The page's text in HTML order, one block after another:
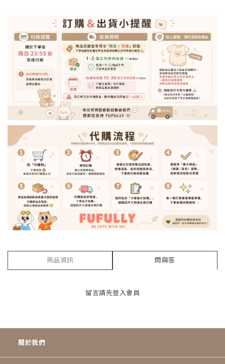
商品資訊 問與答
留言請先登入會員
關於我們